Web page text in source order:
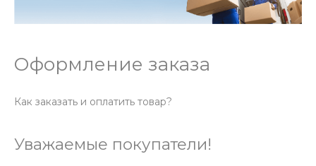
Оформление заказа
Как заказать и оплатить товар?
Уважаемые покупатели!